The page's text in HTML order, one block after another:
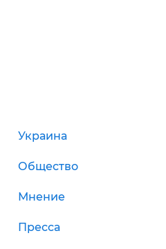
Украина
Общество
Мнение
Пресса